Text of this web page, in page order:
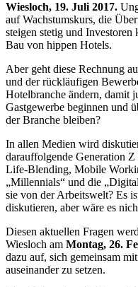
Wiesloch, 19. Juli 2017.
auf Wachstumskurs, die
steigen stetig und
Bau von hippen Hotels.
Aber geht diese Rechnung
und der rückläufigen
Hotelbranche ändern, damit
Gastgewerbe beginnen und
der Branche bleiben?
In allen Medien wird
darauffolgende Generation
Life-Blending, Mobile
„Millennials“ und die
sie von der Arbeitswelt? Es
diskutieren, aber wäre es
Diesen aktuellen Fragen
Wiesloch am Montag, 26.
dazu auf, sich gemeinsam
auseinander zu setzen.